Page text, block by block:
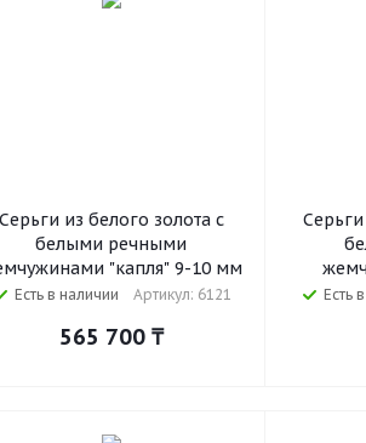
Серьги из белого золота с
белыми речными
"капля" 9-10 мм
Есть в наличии Артикул: 6121
565 700₸
Есть